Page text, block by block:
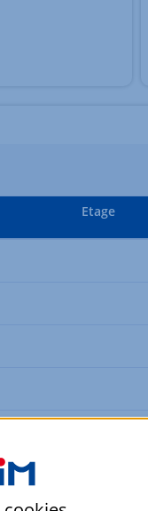
Etage